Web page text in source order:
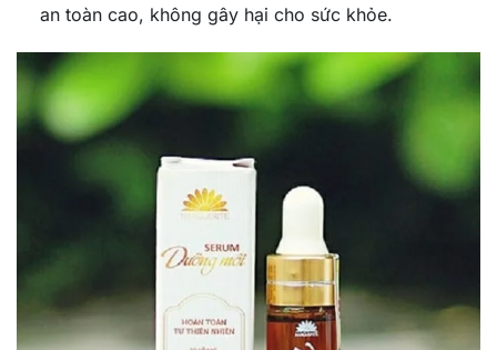
an toàn cao, không gây hại cho sức khỏe.